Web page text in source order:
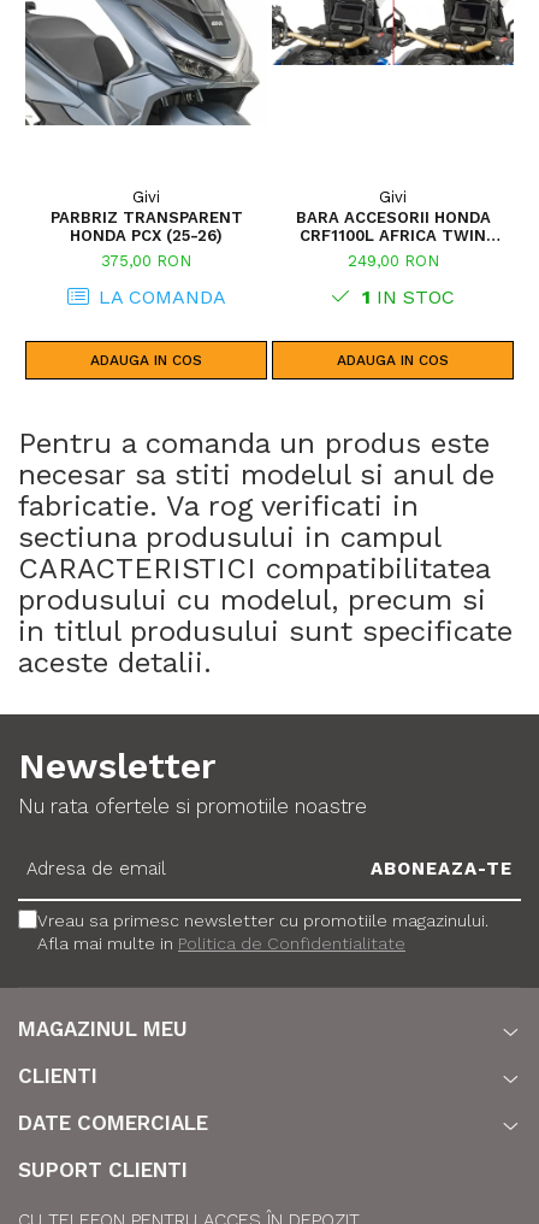
Givi
PARBRIZ TRANSPARENT
HONDA PCX (25-26)
375,00 RON
LA COMANDA
ADAUGA IN COS
Givi
BARA ACCESORII HONDA
CRF1100L AFRICA TWIN
ADVENTURE SPORTS (20 - 23)
CRF1100L AFRICA TWIN
ADVENTURE SPORTS (24)
CRF1100L AFRICA TWIN (24)
23)
249,00 RON
1 IN STOC
ADAUGA IN COS
Pentru a comanda un produs este
necesar sa stiti modelul si anul de
fabricatie. Va rog verificati in
sectiuna produsului in campul
CARACTERISTICI compatibilitatea
produsului cu modelul, precum si
in titlul produsului sunt specificate
aceste detalii.
Newsletter
Nu rata ofertele si promotiile noastre
Vreau sa primesc newsletter cu promotiile magazinului.
Afla mai multe in Politica de Confidentialitate
MAGAZINUL MEU
CLIENTI
DATE COMERCIALE
SUPORT CLIENTI